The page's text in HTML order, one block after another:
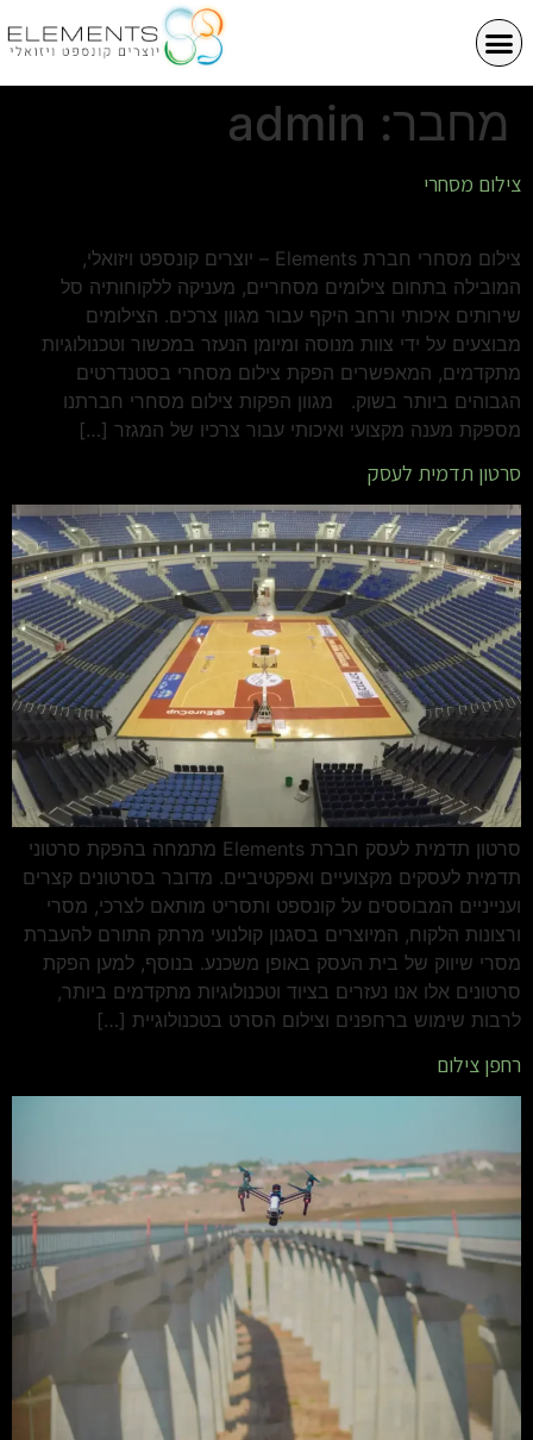
מחבר: admin
צילום מסחרי
צילום מסחרי חברת Elements – יוצרים קונספט ויזואלי,
המובילה בתחום צילומים מסחריים, מעניקה ללקוחותיה סל
שירותים איכותי ורחב היקף עבור מגוון צרכים. הצילומים
מבוצעים על ידי צוות מנוסה ומיומן הנעזר במכשור וטכנולוגיות
מתקדמים, המאפשרים הפקת צילום מסחרי בסטנדרטים
הגבוהים ביותר בשוק. מגוון הפקות צילום מסחרי חברתנו
מספקת מענה מקצועי ואיכותי עבור צרכיו של המגזר […]
סרטון תדמית לעסק
סרטון תדמית לעסק חברת Elements מתמחה בהפקת סרטוני
תדמית לעסקים מקצועיים ואפקטיביים. מדובר בסרטונים קצרים
וענייניים המבוססים על קונספט ותסריט מותאם לצרכי, מסרי
ורצונות הלקוח, המיוצרים בסגנון קולנועי מרתק התורם להעברת
מסרי שיווק של בית העסק באופן משכנע. בנוסף, למען הפקת
סרטונים אלו אנו נעזרים בציוד וטכנולוגיות מתקדמים ביותר,
לרבות שימוש ברחפנים וצילום הסרט בטכנולוגיית […]
רחפן צילום